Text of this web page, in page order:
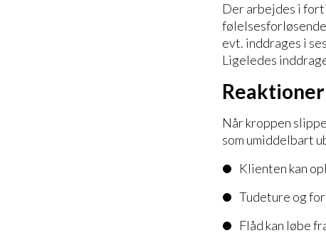
Der arbejdes i
evt. inddrages i
Ligeledes
Når kroppen
som umiddelbart
Klienten kan
Tudeture og
Flåd kan løbe